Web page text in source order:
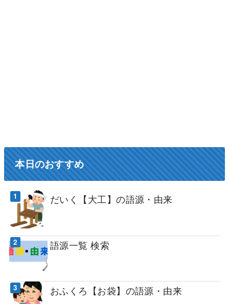
本日のおすすめ
だいく【大工】の語源・由来
語源一覧 検索
おふくろ【お袋】の語源・由来